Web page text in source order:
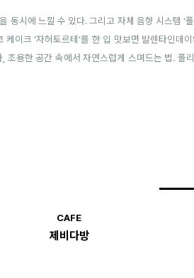
동시에 느낄 수 있다. 그리고 자체 음향 시스템 ‘
이크 ‘자허토르테’를 한 입 맛보면 발렌타인데
조용한 공간 속에서 자연스럽게 스며드는 법. 폴
CAFE
제비다방